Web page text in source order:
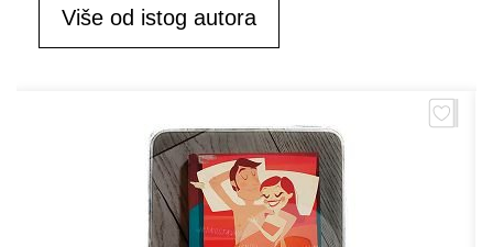
Više od istog autora